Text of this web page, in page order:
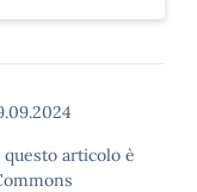
articolo è